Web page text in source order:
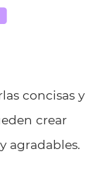
concisas y
crear
agradables.